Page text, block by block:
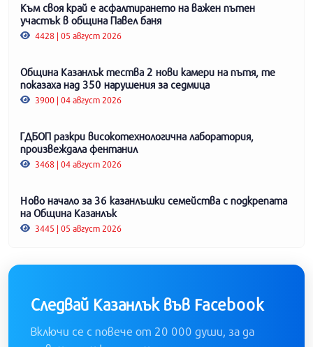
Към своя край е асфалтирането на важен пътен
участък в община Павел баня
4428 | 05 август 2026
Община Казанлък тества 2 нови камери на пътя, те
показаха над 350 нарушения за седмица
3900 | 04 август 2026
ГДБОП разкри високотехнологична лаборатория,
произвеждала фентанил
3468 | 04 август 2026
Ново начало за 36 казанлъшки семейства с подкрепата
на Община Казанлък
3445 | 05 август 2026
Следвай Казанлък във Facebook
Включи се с повече от 20 000 души, за да